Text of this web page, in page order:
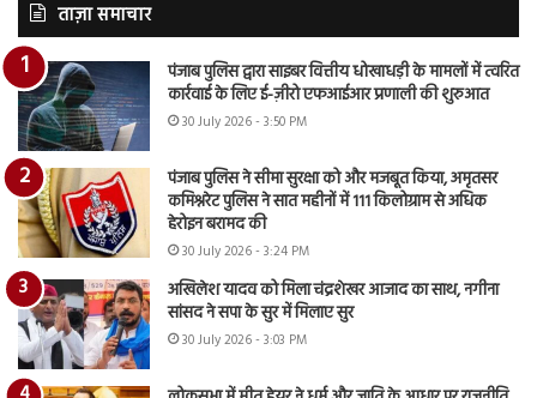
ताज़ा समाचार
पंजाब पुलिस द्वारा साइबर वित्तीय धोखाधड़ी के मामलों में त्वरित
कार्रवाई के लिए ई-ज़ीरो एफआईआर प्रणाली की शुरुआत
30 July 2026 - 3:50 PM
पंजाब पुलिस ने सीमा सुरक्षा को और मजबूत किया, अमृतसर
कमिश्नरेट पुलिस ने सात महीनों में 111 किलोग्राम से अधिक
हेरोइन बरामद की
30 July 2026 - 3:24 PM
अखिलेश यादव को मिला चंद्रशेखर आजाद का साथ, नगीना
सांसद ने सपा के सुर में मिलाए सुर
30 July 2026 - 3:03 PM